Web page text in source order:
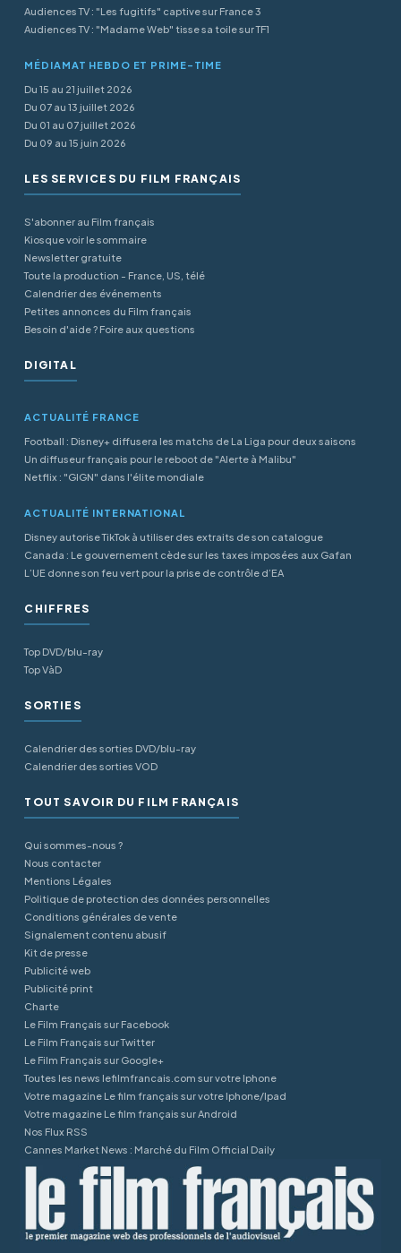
Audiences TV : "Les fugitifs" captive sur France 3
Audiences TV : "Madame Web" tisse sa toile sur TF1
MÉDIAMAT HEBDO ET PRIME-TIME
Du 15 au 21 juillet 2026
Du 07 au 13 juillet 2026
Du 01 au 07 juillet 2026
Du 09 au 15 juin 2026
LES SERVICES DU FILM FRANÇAIS
S'abonner au Film français
Kiosque voir le sommaire
Newsletter gratuite
Toute la production - France, US, télé
Calendrier des événements
Petites annonces du Film français
Besoin d'aide ? Foire aux questions
DIGITAL
ACTUALITÉ FRANCE
Football : Disney+ diffusera les matchs de La Liga pour deux saisons
Un diffuseur français pour le reboot de "Alerte à Malibu"
Netflix : "GIGN" dans l'élite mondiale
ACTUALITÉ INTERNATIONAL
Disney autorise TikTok à utiliser des extraits de son catalogue
Canada : Le gouvernement cède sur les taxes imposées aux Gafan
L’UE donne son feu vert pour la prise de contrôle d’EA
CHIFFRES
Top DVD/blu-ray
Top VàD
SORTIES
Calendrier des sorties DVD/blu-ray
Calendrier des sorties VOD
TOUT SAVOIR DU FILM FRANÇAIS
Qui sommes-nous ?
Nous contacter
Mentions Légales
Politique de protection des données personnelles
Conditions générales de vente
Signalement contenu abusif
Kit de presse
Publicité web
Publicité print
Charte
Le Film Français sur Facebook
Le Film Français sur Twitter
Le Film Français sur Google+
Toutes les news lefilmfrancais.com sur votre Iphone
Votre magazine Le film français sur votre Iphone/Ipad
Votre magazine Le film français sur Android
Nos Flux RSS
Cannes Market News : Marché du Film Official Daily